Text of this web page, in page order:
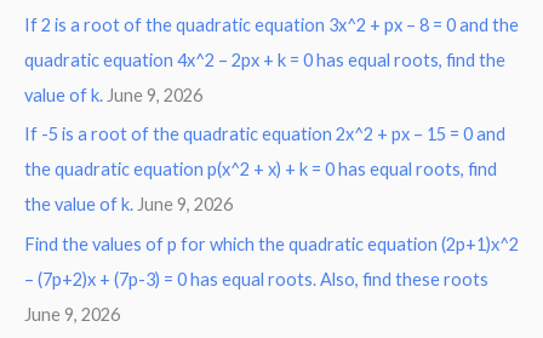
If 2 is a root of the quadratic equation 3x^2 + px – 8 = 0 and the
quadratic equation 4x^2 – 2px + k = 0 has equal roots, find the
value of k. June 9, 2026
If -5 is a root of the quadratic equation 2x^2 + px – 15 = 0 and
the quadratic equation p(x^2 + x) + k = 0 has equal roots, find
the value of k. June 9, 2026
Find the values of p for which the quadratic equation (2p+1)x^2
– (7p+2)x + (7p-3) = 0 has equal roots. Also, find these roots
June 9, 2026